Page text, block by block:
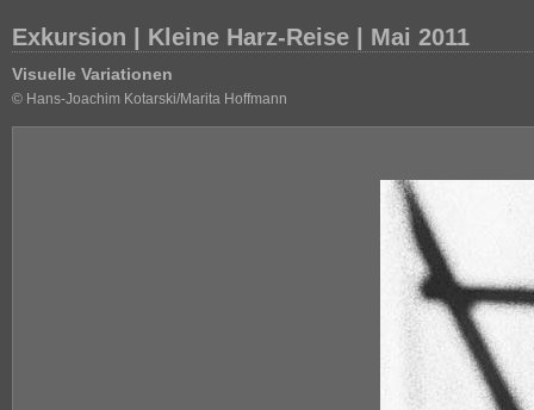
Exkursion | Kleine Harz-Reise | Mai 2011
Visuelle Variationen
© Hans-Joachim Kotarski/Marita Hoffmann